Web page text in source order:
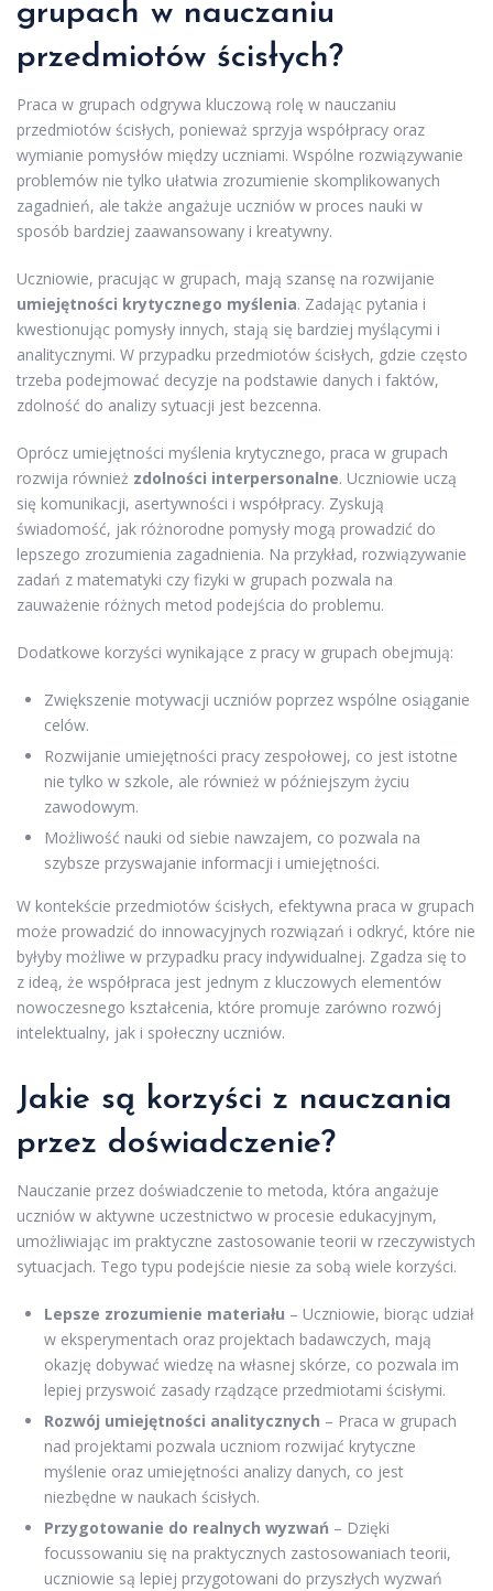
grupach w nauczaniu
przedmiotów ścisłych?
Praca w grupach odgrywa kluczową rolę w nauczaniu
przedmiotów ścisłych, ponieważ sprzyja współpracy oraz
wymianie pomysłów między uczniami. Wspólne rozwiązywanie
problemów nie tylko ułatwia zrozumienie skomplikowanych
zagadnień, ale także angażuje uczniów w proces nauki w
sposób bardziej zaawansowany i kreatywny.
Uczniowie, pracując w grupach, mają szansę na rozwijanie
umiejętności krytycznego myślenia. Zadając pytania i
kwestionując pomysły innych, stają się bardziej myślącymi i
analitycznymi. W przypadku przedmiotów ścisłych, gdzie często
trzeba podejmować decyzje na podstawie danych i faktów,
zdolność do analizy sytuacji jest bezcenna.
Oprócz umiejętności myślenia krytycznego, praca w grupach
rozwija również zdolności interpersonalne. Uczniowie uczą
się komunikacji, asertywności i współpracy. Zyskują
świadomość, jak różnorodne pomysły mogą prowadzić do
lepszego zrozumienia zagadnienia. Na przykład, rozwiązywanie
zadań z matematyki czy fizyki w grupach pozwala na
zauważenie różnych metod podejścia do problemu.
Dodatkowe korzyści wynikające z pracy w grupach obejmują:
Zwiększenie motywacji uczniów poprzez wspólne osiąganie
celów.
Rozwijanie umiejętności pracy zespołowej, co jest istotne
nie tylko w szkole, ale również w późniejszym życiu
zawodowym.
Możliwość nauki od siebie nawzajem, co pozwala na
szybsze przyswajanie informacji i umiejętności.
W kontekście przedmiotów ścisłych, efektywna praca w grupach
może prowadzić do innowacyjnych rozwiązań i odkryć, które nie
byłyby możliwe w przypadku pracy indywidualnej. Zgadza się to
z ideą, że współpraca jest jednym z kluczowych elementów
nowoczesnego kształcenia, które promuje zarówno rozwój
intelektualny, jak i społeczny uczniów.
Jakie są korzyści z nauczania
przez doświadczenie?
Nauczanie przez doświadczenie to metoda, która angażuje
uczniów w aktywne uczestnictwo w procesie edukacyjnym,
umożliwiając im praktyczne zastosowanie teorii w rzeczywistych
sytuacjach. Tego typu podejście niesie za sobą wiele korzyści.
Lepsze zrozumienie materiału – Uczniowie, biorąc udział
w eksperymentach oraz projektach badawczych, mają
okazję dobywać wiedzę na własnej skórze, co pozwala im
lepiej przyswoić zasady rządzące przedmiotami ścisłymi.
Rozwój umiejętności analitycznych – Praca w grupach
nad projektami pozwala uczniom rozwijać krytyczne
myślenie oraz umiejętności analizy danych, co jest
niezbędne w naukach ścisłych.
Przygotowanie do realnych wyzwań – Dzięki
focussowaniu się na praktycznych zastosowaniach teorii,
uczniowie są lepiej przygotowani do przyszłych wyzwań